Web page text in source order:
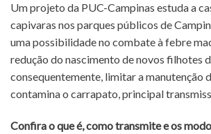
Um projeto da PUC-Campinas estuda a
capivaras nos parques públicos de
uma possibilidade no combate à febre
redução do nascimento de novos filhotes
consequentemente, limitar a manutenção
contamina o carrapato, principal
Confira o que é, como transmite e os